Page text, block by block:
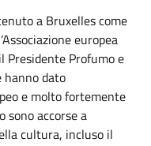
a Bruxelles come
europea
Presidente Profumo e
hanno dato
e molto fortemente
sono accorse a
cultura, incluso il